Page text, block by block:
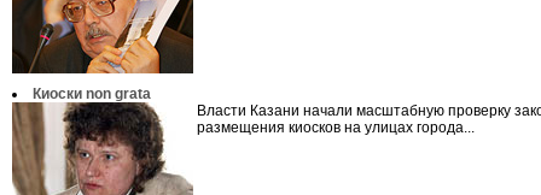
Киоски non grata
Власти Казани начали масштабную проверку
размещения киосков на улицах города...